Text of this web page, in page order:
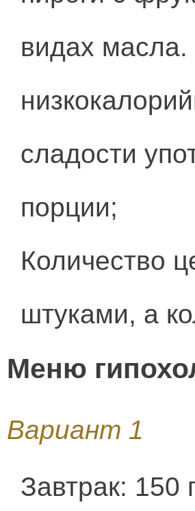
видах
сладости
порции;
Количество
штуками, а
Меню
Вариант 1
Завтрак: 150